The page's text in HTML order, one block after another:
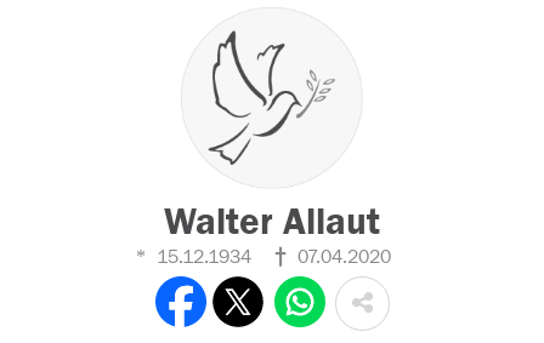
Walter Allaut
15.12.1934 07.04.2020